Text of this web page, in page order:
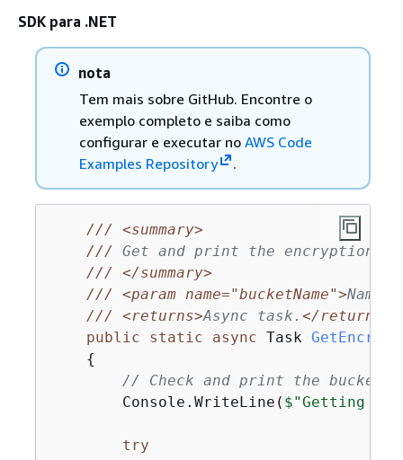
SDK para .NET
nota
Tem mais sobre GitHub. Encontre o
exemplo completo e saiba como
configurar e executar no AWS Code
Examples Repository
.
///
<summary>
/// Get and print the encryption
///
</summary>
///
<param name="bucketName">Name
///
<returns>Async task. </returns>
public
static async Task
{
// Check and print the bucket
        Console.WriteLine(
$"Getting
try